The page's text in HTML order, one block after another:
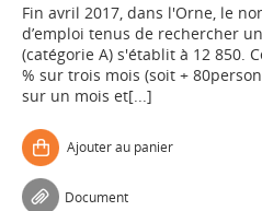
Fin avril 2017, dans l'Orne, le
d’emploi tenus de rechercher
(catégorie A) s'établit à 12 850.
% sur trois mois (soit +
sur un mois et[...]
Ajouter au panier
Document